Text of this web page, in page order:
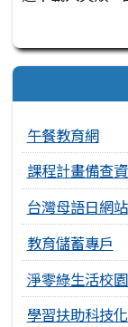
午餐教育網
課程計畫備查
台灣母語日網站
教育儲蓄專戶
淨零綠生活校
學習扶助科技